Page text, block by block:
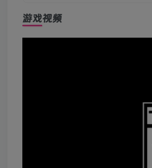
游戏视频